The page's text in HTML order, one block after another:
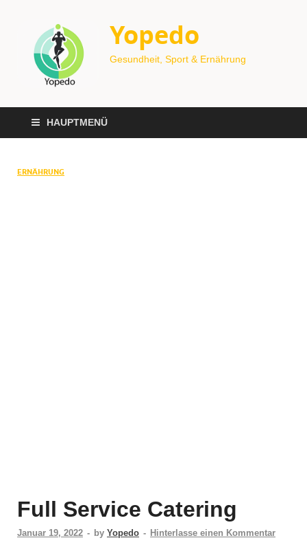
Yopedo
Gesundheit, Sport & Ernährung
HAUPTMENÜ
ERNÄHRUNG
Full Service Catering
Januar 19, 2022 - by Yopedo - Hinterlasse einen Kommentar